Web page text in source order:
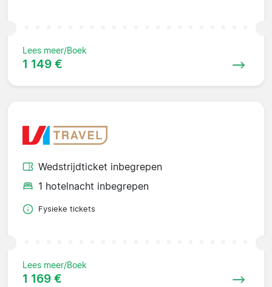
Lees meer/Boek
1 149 €
Wedstrijdticket inbegrepen
1 hotelnacht inbegrepen
Fysieke tickets
Lees meer/Boek
1 169 €